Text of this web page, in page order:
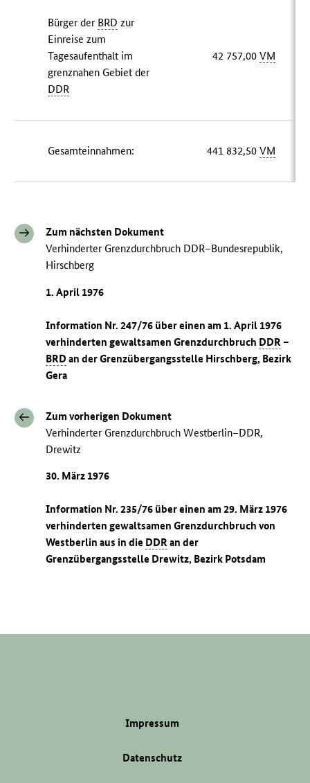
Bürger der BRD zur
Einreise zum
Tagesaufenthalt im
grenznahen Gebiet der
DDR
42 757,00VM
Gesamteinnahmen: 441 832,50VM
Zum nächsten Dokument
Verhinderter Grenzdurchbruch DDR–Bundesrepublik,
Hirschberg
1. April 1976
Information Nr. 247/76 über einen am 1. April 1976
verhinderten gewaltsamen Grenzdurchbruch DDR –
BRD an der Grenzübergangsstelle Hirschberg, Bezirk
Gera
Zum vorherigen Dokument
Verhinderter Grenzdurchbruch Westberlin–DDR,
Drewitz
30. März 1976
Information Nr. 235/76 über einen am 29. März 1976
verhinderten gewaltsamen Grenzdurchbruch von
Westberlin aus in die DDRan der
Grenzübergangsstelle Drewitz, Bezirk Potsdam
Impressum
Datenschutz